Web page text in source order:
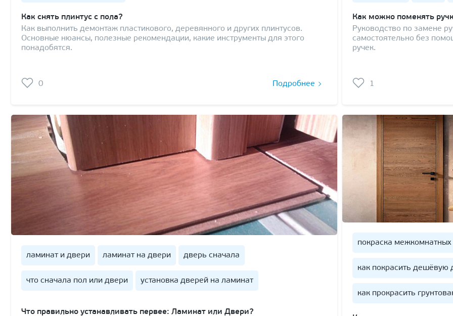
Как снять плинтус с пола?
Как выполнить демонтаж пластикового, деревянного и других плинтусов.
Основные нюансы, полезные рекомендации, какие инструменты для этого
понадобятся.
0 Подробнее
Как можно поменять
Руководство по замене
самостоятельно без
ручек.
1
ламинат и двери ламинат на двери дверь сначала
что сначала пол или двери установка дверей на ламинат
Что правильно устанавливать первее: Ламинат или Двери?
покраска
как покрасить дешёвую
как прокрасить